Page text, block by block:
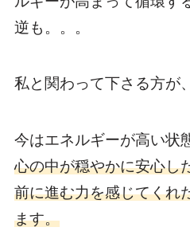
逆も。。。
私と関わって下さる方が、
今はエネルギーが高い状
心の中が穏やかに安心し
前に進む力を感じてくれ
ます。